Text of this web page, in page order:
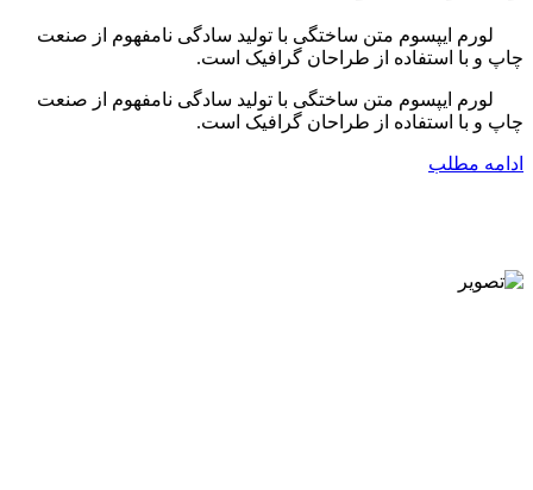
لورم ایپسوم متن ساختگی با تولید سادگی نامفهوم از صنعت
چاپ و با استفاده از طراحان گرافیک است.
لورم ایپسوم متن ساختگی با تولید سادگی نامفهوم از صنعت
چاپ و با استفاده از طراحان گرافیک است.
ادامه مطلب